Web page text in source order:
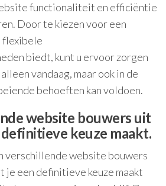
functionaliteit en efficiëntie
Door te kiezen voor een
flexibele
biedt, kunt u ervoor zorgen
vandaag, maar ook in de
behoeften kan voldoen.
website bouwers uit
keuze maakt.
verschillende website bouwers
een definitieve keuze maakt